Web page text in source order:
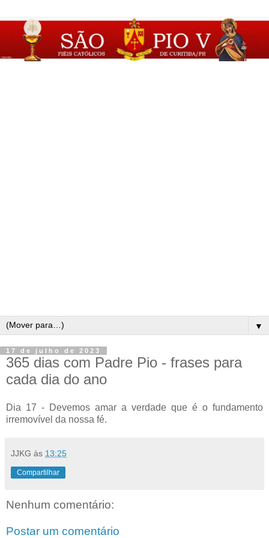
▼
17 de julho de 2023
365 dias com Padre Pio - frases para
cada dia do ano
Dia 17 - Devemos amar a verdade que é o fundamento
irremovível da nossa fé.
JJKG às 13:25
Compartilhar
Nenhum comentário:
Postar um comentário